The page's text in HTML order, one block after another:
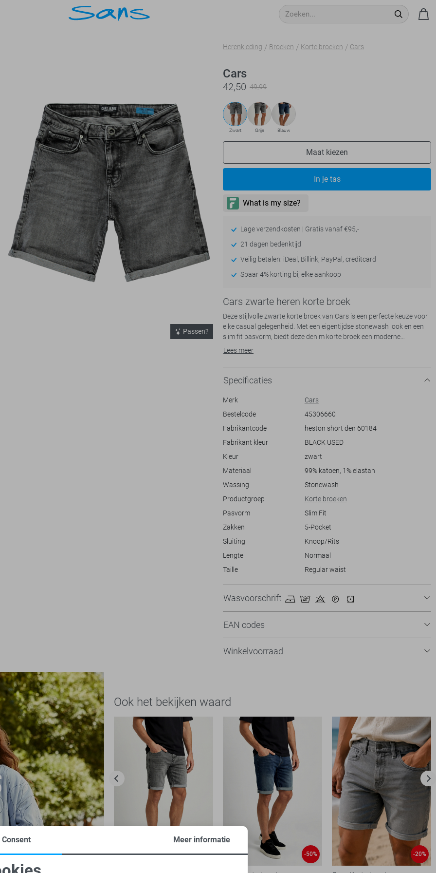
Passen?
Herenkleding Broeken Korte broeken Cars
Cars
42,50 49,99
Zwart Grijs Blauw
Maat kiezen
In je tas
Lage verzendkosten | Gratis vanaf €95,-
21 dagen bedenktijd
Veilig betalen: iDeal, Billink, PayPal, creditcard
Spaar 4% korting bij elke aankoop
Cars zwarte heren korte broek
Deze stijlvolle zwarte korte broek van Cars is een perfecte keuze voor
elke casual gelegenheid. Met een eigentijdse stonewash look en een
slim fit pasvorm, biedt deze denim korte broek een moderne
uitstraling die gemakkelijk te combineren is. De regular waist en de
maar zorgen ook voor een tijdloze uitstraling. De knoop- en ritssluiting
zorgt voor een stevige en comfortabele pasvorm, ideaal voor
dagelijks gebruik.
Gemaakt van 99% katoen en 1% elastan, biedt deze Cars korte broek
wassing en subtiele details geven een coole, nonchalante vibe die
ideaal is voor zomerse uitstapjes, festivals of gewoon een
ontspannen dag in de stad. Combineer deze broek met een casual T-
must-have in je basisgarderobe, perfect voor elk seizoen.
Lees meer
Specificaties
Merk
Cars
Bestelcode
45306660
Fabrikantcode
heston short den 60184
Fabrikant kleur
BLACK USED
Kleur
zwart
Materiaal
99% katoen, 1% elastan
Wassing
Stonewash
Productgroep
Korte broeken
Pasvorm
Slim Fit
Zakken
5-Pocket
Sluiting
Knoop/Rits
Lengte
Normaal
Taille
Regular waist
Wasvoorschrift
EAN codes
Winkelvoorraad
Ook het bekijken waard
-50% -50% -20%
Consent Meer informatie